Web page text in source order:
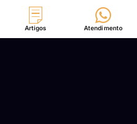
Artigos Atendimento